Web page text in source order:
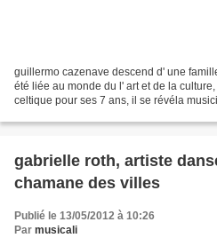
guillermo cazenave descend d' une
été liée au monde du l' art et de la
celtique pour ses 7 ans, il se révéla
gabrielle roth, artiste
chamane des villes
Publié le 13/05/2012 à 10:26
Par musicali